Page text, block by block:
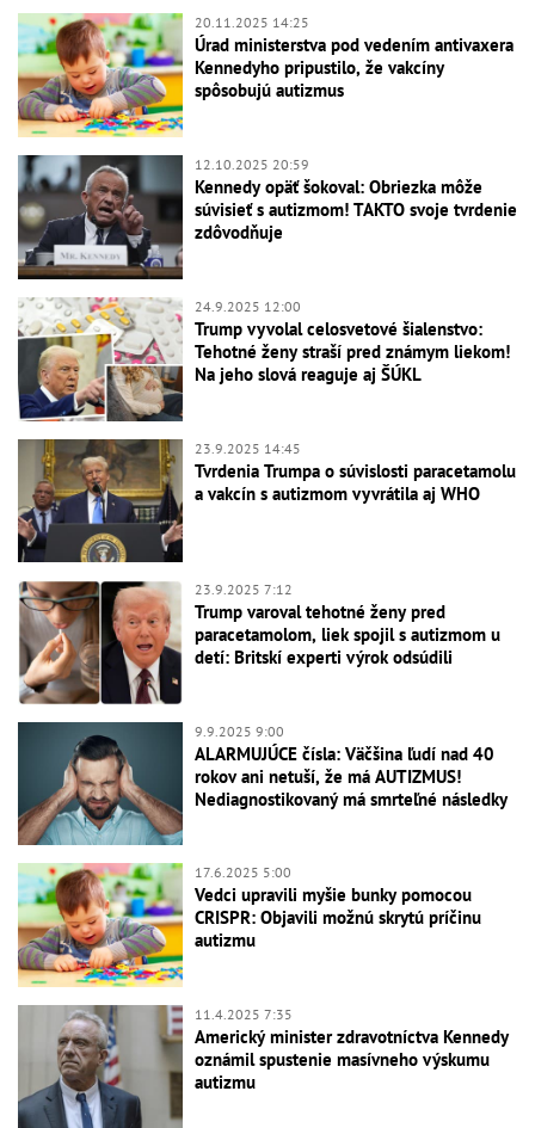
20.11.2025 14:25
Úrad ministerstva pod vedením antivaxera
Kennedyho pripustilo, že vakcíny
spôsobujú autizmus
12.10.2025 20:59
Kennedy opäť šokoval: Obriezka môže
súvisieť s autizmom! TAKTO svoje tvrdenie
zdôvodňuje
24.9.2025 12:00
Trump vyvolal celosvetové šialenstvo:
Tehotné ženy straší pred známym liekom!
Na jeho slová reaguje aj ŠÚKL
23.9.2025 14:45
Tvrdenia Trumpa o súvislosti paracetamolu
a vakcín s autizmom vyvrátila aj WHO
23.9.2025 7:12
Trump varoval tehotné ženy pred
paracetamolom, liek spojil s autizmom u
detí: Britskí experti výrok odsúdili
9.9.2025 9:00
ALARMUJÚCE čísla: Väčšina ľudí nad 40
rokov ani netuší, že má AUTIZMUS!
Nediagnostikovaný má smrteľné následky
17.6.2025 5:00
Vedci upravili myšie bunky pomocou
CRISPR: Objavili možnú skrytú príčinu
autizmu
11.4.2025 7:35
Americký minister zdravotníctva Kennedy
oznámil spustenie masívneho výskumu
autizmu